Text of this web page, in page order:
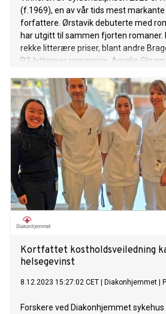
(f.1969), en av vår tids mest
forfattere. Ørstavik debuterte med
har utgitt til sammen fjorten romaner.
rekke litterære priser, blant andre
P2-lytternes romanpris, Amalie
Ørstaviks bøker er oversatt til over 30
Kortfattet kostholdsveiledning
helsegevinst
8.12.2023 15:27:02 CET Diakonhjemmet
Forskere ved Diakonhjemmet